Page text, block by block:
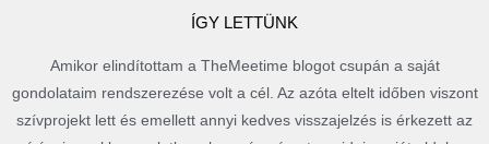
ÍGY LETTÜNK
Amikor elindítottam a TheMeetime blogot csupán a saját
gondolataim rendszerezése volt a cél. Az azóta eltelt időben viszont
szívprojekt lett és emellett annyi kedves visszajelzés is érkezett az